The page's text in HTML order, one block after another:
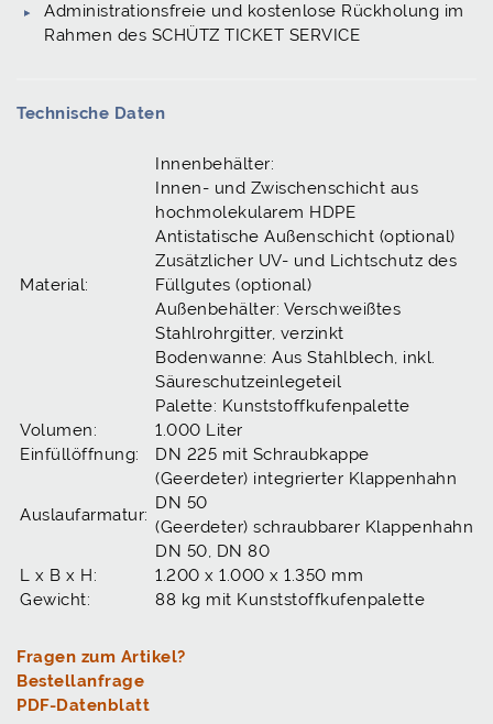
Administrationsfreie und kostenlose Rückholung im
Rahmen des SCHÜTZ TICKET SERVICE
Technische Daten
Material:
Innenbehälter:
Innen- und Zwischenschicht aus
hochmolekularem HDPE
Antistatische Außenschicht (optional)
Zusätzlicher UV- und Lichtschutz des
Füllgutes (optional)
Außenbehälter: Verschweißtes
Stahlrohrgitter, verzinkt
Bodenwanne: Aus Stahlblech, inkl.
Säureschutzeinlegeteil
Palette: Kunststoffkufenpalette
Volumen:
1.000 Liter
Einfüllöffnung:
DN 225 mit Schraubkappe
Auslaufarmatur:
(Geerdeter) integrierter Klappenhahn
DN 50
(Geerdeter) schraubbarer Klappenhahn
DN 50, DN 80
L x B x H:
1.200 x 1.000 x 1.350 mm
Gewicht:
88 kg mit Kunststoffkufenpalette
Fragen zum Artikel?
Bestellanfrage
PDF-Datenblatt